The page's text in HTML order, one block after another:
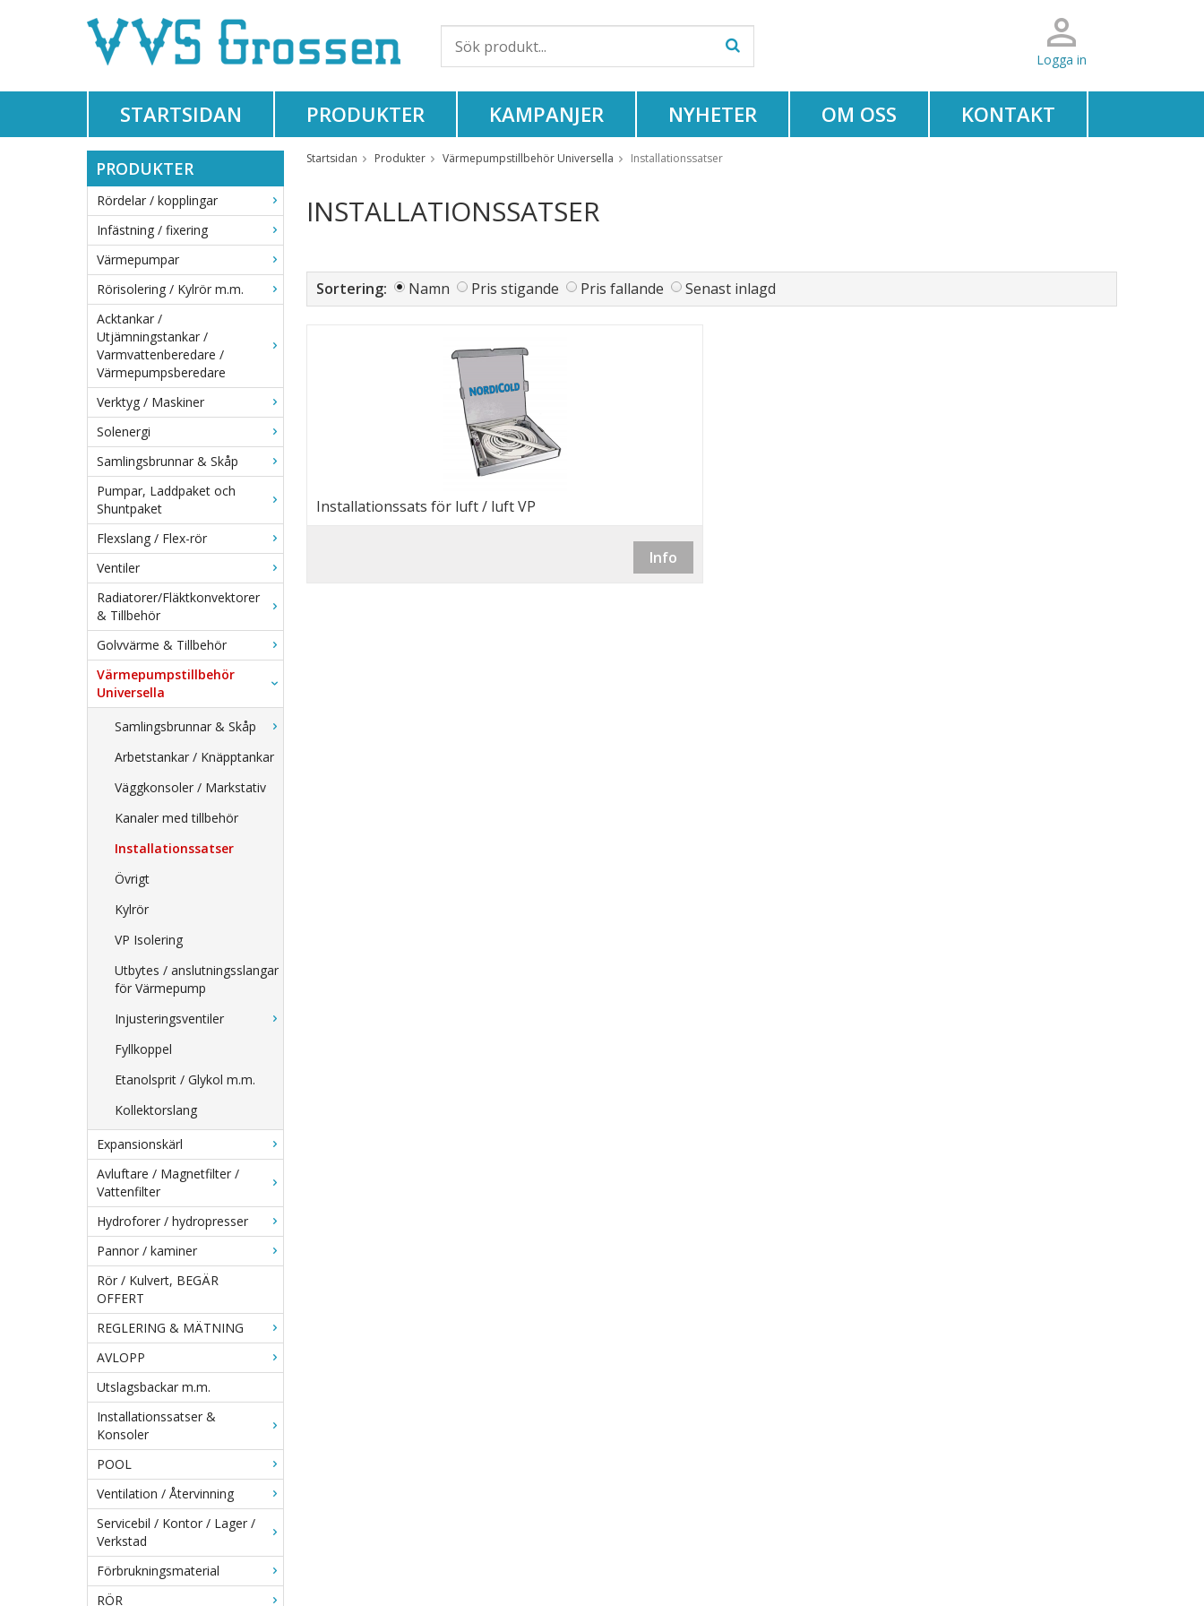
Logga in
STARTSIDAN PRODUKTER KAMPANJER NYHETER OM OSS KONTAKT
PRODUKTER
Rördelar / kopplingar
Infästning / fixering
Värmepumpar
Rörisolering / Kylrör m.m.
Acktankar /
Utjämningstankar /
Varmvattenberedare /
Värmepumpsberedare
Verktyg / Maskiner
Solenergi
Samlingsbrunnar & Skåp
Pumpar, Laddpaket och
Shuntpaket
Flexslang / Flex-rör
Ventiler
Radiatorer/Fläktkonvektorer
& Tillbehör
Golvvärme & Tillbehör
Värmepumpstillbehör
Universella
Samlingsbrunnar & Skåp
Arbetstankar / Knäpptankar
Väggkonsoler / Markstativ
Kanaler med tillbehör
Installationssatser
Övrigt
Kylrör
VP Isolering
Utbytes / anslutningsslangar
för Värmepump
Injusteringsventiler
Fyllkoppel
Etanolsprit / Glykol m.m.
Kollektorslang
Expansionskärl
Avluftare / Magnetfilter /
Vattenfilter
Hydroforer / hydropresser
Pannor / kaminer
Rör / Kulvert, BEGÄR
OFFERT
REGLERING & MÄTNING
AVLOPP
Utslagsbackar m.m.
Installationssatser &
Konsoler
POOL
Ventilation / Återvinning
Servicebil / Kontor / Lager /
Verkstad
Förbrukningsmaterial
RÖR
Startsidan Produkter Värmepumpstillbehör Universella Installationssatser
INSTALLATIONSSATSER
Sortering: Namn Pris stigande Pris fallande Senast inlagd
Installationssats för luft / luft VP
Info